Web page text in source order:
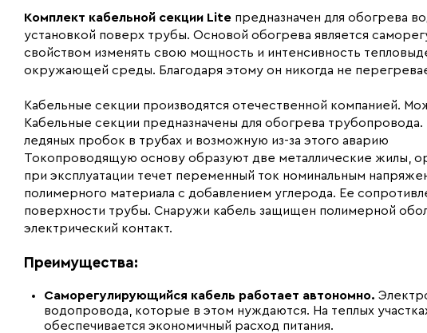
Комплект кабельной секции Lite предназначен для обогрева
установкой поверх трубы. Основой обогрева является
свойством изменять свою мощность и интенсивность
окружающей среды. Благодаря этому он никогда не
Кабельные секции производятся отечественной компанией.
Кабельные секции предназначены для обогрева
ледяных пробок в трубах и возможную из-за этого аварию
Токопроводящую основу образуют две металлические жилы,
при эксплуатации течет переменный ток номинальным
полимерного материала с добавлением углерода. Ее
поверхности трубы. Снаружи кабель защищен полимерной
электрический контакт.
Преимущества:
Саморегулирующийся кабель работает автономно.
водопровода, которые в этом нуждаются. На теплых
обеспечивается экономичный расход питания.